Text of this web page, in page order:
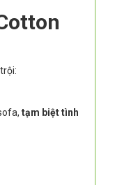
tạm biệt tình